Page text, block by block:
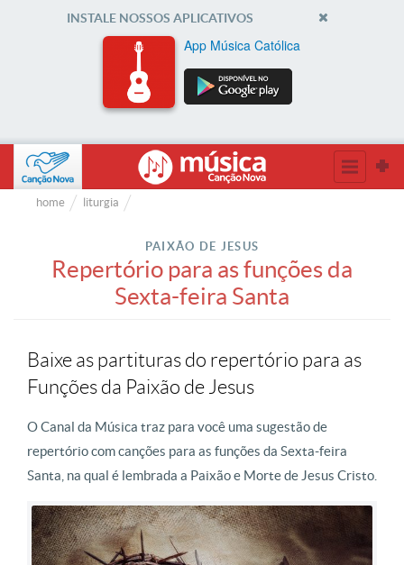
INSTALE NOSSOS APLICATIVOS
App Música Católica
home liturgia
PAIXÃO DE JESUS
Repertório para as funções da
Sexta-feira Santa
Baixe as partituras do repertório para as
Funções da Paixão de Jesus
O Canal da Música traz para você uma sugestão de
repertório com canções para as funções da Sexta-feira
Santa, na qual é lembrada a Paixão e Morte de Jesus Cristo.